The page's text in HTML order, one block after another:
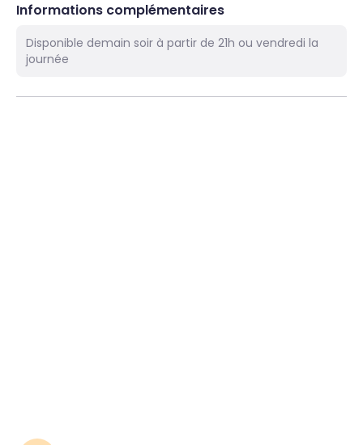
Informations complémentaires
Disponible demain soir à partir de 21h ou vendredi la
journée